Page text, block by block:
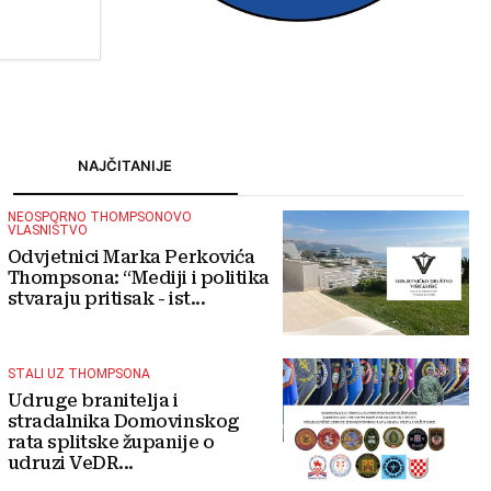
NAJČITANIJE
NEOSPORNO THOMPSONOVO
VLASNIŠTVO
Odvjetnici Marka Perkovića
Thompsona: “Mediji i politika
stvaraju pritisak - ist...
STALI UZ THOMPSONA
Udruge branitelja i
stradalnika Domovinskog
rata splitske županije o
udruzi VeDR...